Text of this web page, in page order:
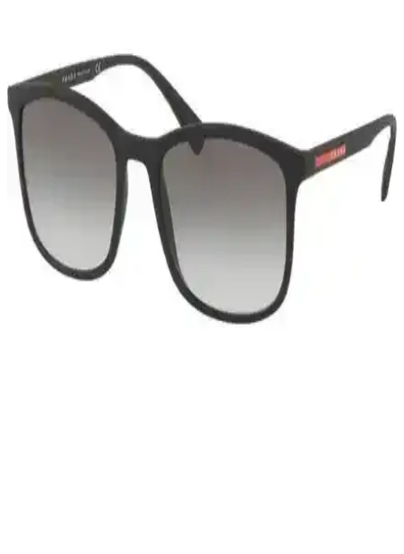
Pierre Cardin 800011F104 Erkek Kol Saati: Şık ve
Fonksiyonel Tasarım Özellikleri
Pierre Cardin 800011F104 erkek kol saati, şık tasarımı, dayanıklı
yapısı ve günlük kullanıma uygun özellikleriyle öne çıkıyor. Hafif
ve su geçirmez özellikleriyle fark yaratır.
Aqua Di Polo 1987 Erkek Siyah UV 400 Korumalı
Güneş Gözlüğü: Şıklık ve Koruma Bir Arada
Modern erkekler için tasarlanan Aqua Di Polo 1987 Siyah UV 400
korumalı güneş gözlüğü, şıklık ve fonksiyonelliği bir arada sunar,
güneş ışınlarından maksimum koruma sağlar.
Ray-Ban Rb4179-601S9A/62 Erkek Güneş Gözlüğü